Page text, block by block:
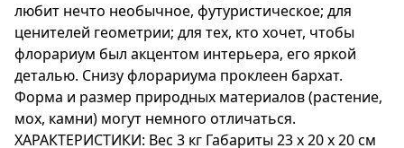
любит нечто необычное, футуристическое; для
ценителей геометрии; для тех, кто хочет, чтобы
флорариум был акцентом интерьера, его яркой
деталью. Снизу флорариума проклеен бархат.
Форма и размер природных материалов (растение,
мох, камни) могут немного отличаться.
ХАРАКТЕРИСТИКИ: Вес 3 кг Габариты 23 х 20 х 20 см